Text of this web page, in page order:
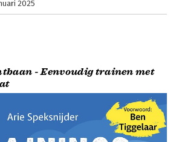
2025
- Eenvoudig trainen met